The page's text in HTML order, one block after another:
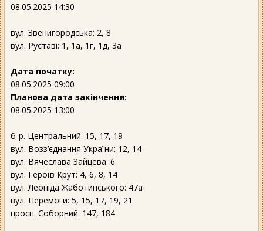
08.05.2025 14:30
вул. Звенигородська: 2, 8
вул. Руставі: 1, 1а, 1г, 1д, 3а
Дата початку:
08.05.2025 09:00
Планова дата закінчення:
08.05.2025 13:00
б-р. Центральний: 15, 17, 19
вул. Возз’єднання України: 12, 14
вул. Вячеслава Зайцева: 6
вул. Героїв Крут: 4, 6, 8, 14
вул. Леоніда Жаботинського: 47а
вул. Перемоги: 5, 15, 17, 19, 21
просп. Соборний: 147, 184